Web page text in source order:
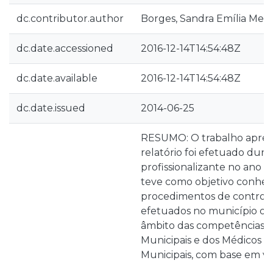
dc.contributor.author Borges, Sandra Emília
dc.date.accessioned 2016-12-14T14:54:48Z
dc.date.available 2016-12-14T14:54:48Z
dc.date.issued 2014-06-25
RESUMO: O trabalho
relatório foi efetuado
profissionalizante no ano
teve como objetivo
procedimentos de
efetuados no município
âmbito das competências
Municipais e dos Médicos
Municipais, com base em